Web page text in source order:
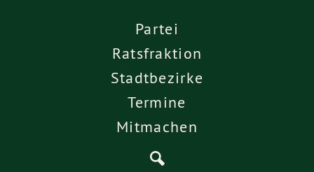
Partei
Ratsfraktion
Stadtbezirke
Termine
Mitmachen